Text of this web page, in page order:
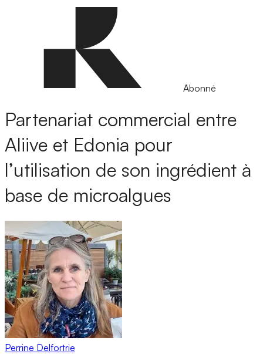
Abonné
Partenariat commercial entre
Aliive et Edonia pour
l’utilisation de son ingrédient à
base de microalgues
Perrine Delfortrie